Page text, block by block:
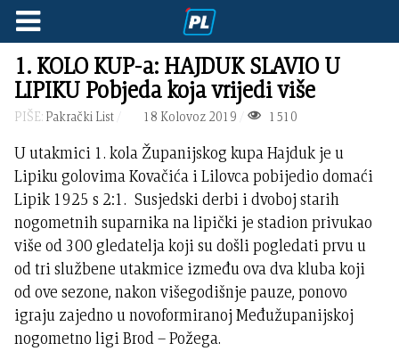
1. KOLO KUP-a: HAJDUK SLAVIO U
LIPIKU Pobjeda koja vrijedi više
PIŠE: Pakrački List 18 Kolovoz 2019 1510
U utakmici 1. kola Županijskog kupa Hajduk je u
Lipiku golovima Kovačića i Lilovca pobijedio domaći
Lipik 1925 s 2:1. Susjedski derbi i dvoboj starih
nogometnih suparnika na lipički je stadion privukao
više od 300 gledatelja koji su došli pogledati prvu u
od tri službene utakmice između ova dva kluba koji
od ove sezone, nakon višegodišnje pauze, ponovo
igraju zajedno u novoformiranoj Međužupanijskoj
nogometno ligi Brod – Požega.